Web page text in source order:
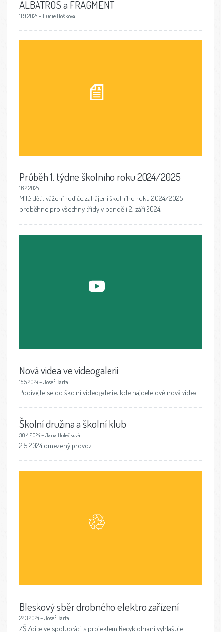
ALBATROS a FRAGMENT
11.9.2024 – Lucie Hošková
Průběh 1. týdne školního roku 2024/2025
16.2.2025
Milé děti, vážení rodiče,zahájení školního roku 2024/2025
proběhne pro všechny třídy v pondělí 2. září 2024.
Nová videa ve videogalerii
15.5.2024 – Josef Bárta
Podívejte se do školní videogalerie, kde najdete dvě nová videa..
Školní družina a školní klub
30.4.2024 – Jana Holečková
2.5.2024 omezený provoz
Bleskový sběr drobného elektro zařízení
22.3.2024 – Josef Bárta
ZŠ Zdice ve spolupráci s projektem Recyklohraní vyhlašuje